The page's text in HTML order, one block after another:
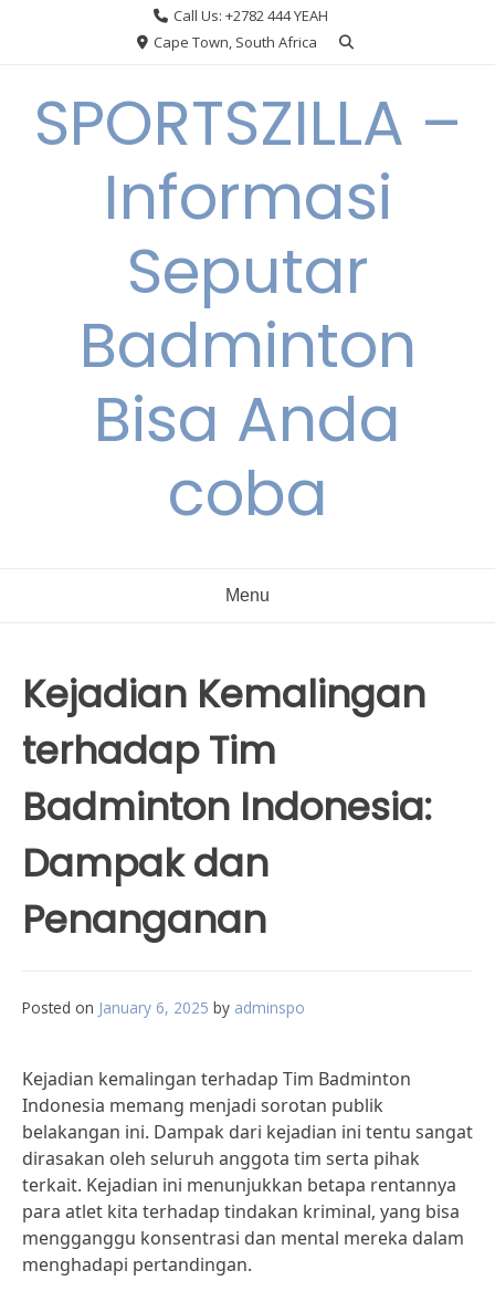
Call Us: +2782 444 YEAH
Cape Town, South Africa
SPORTSZILLA –
Informasi
Seputar
Badminton
Bisa Anda
coba
Menu
Kejadian Kemalingan
terhadap Tim
Badminton Indonesia:
Dampak dan
Penanganan
Posted on January 6, 2025 by adminspo
Kejadian kemalingan terhadap Tim Badminton
Indonesia memang menjadi sorotan publik
belakangan ini. Dampak dari kejadian ini tentu sangat
dirasakan oleh seluruh anggota tim serta pihak
terkait. Kejadian ini menunjukkan betapa rentannya
para atlet kita terhadap tindakan kriminal, yang bisa
mengganggu konsentrasi dan mental mereka dalam
menghadapi pertandingan.